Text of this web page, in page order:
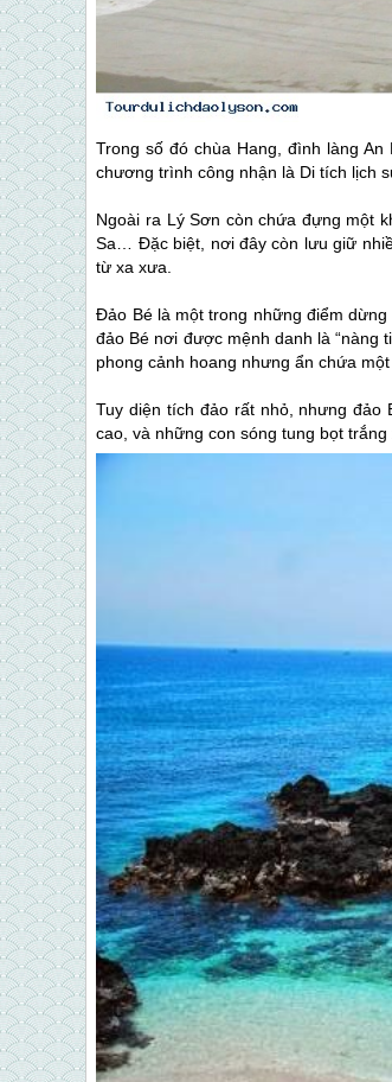
Trong số đó chùa Hang, đình làng
chương trình công nhận là Di tích lịch
Ngoài ra Lý Sơn còn chứa đựng một
Sa… Đặc biệt, nơi đây còn lưu giữ
từ xa xưa.
Đảo Bé là một trong những điểm
đảo Bé nơi được mệnh danh là “nàng
phong cảnh hoang nhưng ẩn chứa
Tuy diện tích đảo rất nhỏ, nhưng đảo
cao, và những con sóng tung bọt trắng